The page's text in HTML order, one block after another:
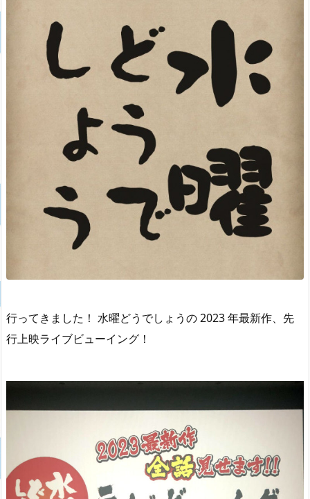
行ってきました！ 水曜どうでしょうの 2023 年最新作、先
行上映ライブビューイング！